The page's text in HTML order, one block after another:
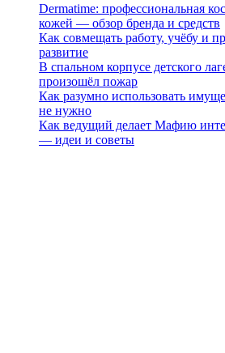
Dermatime: профессиональная
кожей — обзор бренда и средств
Как совмещать работу, учёбу и
развитие
В спальном корпусе детского
произошёл пожар
Как разумно использовать
не нужно
Как ведущий делает Мафию
— идеи и советы